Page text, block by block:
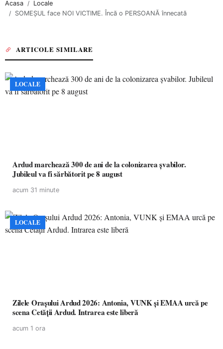
Acasa
Locale
SOMEŞUL face NOI VICTIME. Încă o PERSOANĂ înnecată
ARTICOLE SIMILARE
LOCALE
Ardud marchează 300 de ani de la colonizarea șvabilor.
Jubileul va fi sărbătorit pe 8 august
acum 31 minute
LOCALE
Zilele Orașului Ardud 2026: Antonia, VUNK și EMAA urcă pe
scena Cetății Ardud. Intrarea este liberă
acum 1 ora